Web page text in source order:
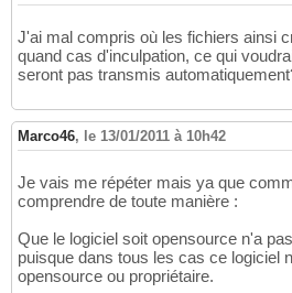
J'ai mal compris où les fichiers ainsi
quand cas d'inculpation, ce qui
seront pas transmis
Marco46, le 13/01/2011 à 10h42
Je vais me répéter mais ya que
comprendre de toute manière :
Que le logiciel soit opensource n'a
puisque dans tous les cas ce logiciel
opensource ou propriétaire.